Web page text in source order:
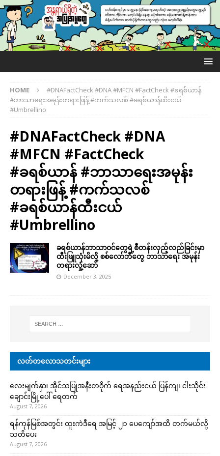
HOME
#DNAFactCheck #DNA #MFCN #FactCheck #ခရစ်ယာန်
#ဘာသာရေးအမုန်းတရားဖြန့် #ကက်သလစ် #ခရစ်ယာန်ထီးငယ်
#Umbrellino
#DNAFactCheck #DNA
#MFCN #FactCheck
#ခရစ်ယာန် #ဘာသာရေးအမုန်း
တရားဖြန့် #ကက်သလစ်
#ခရစ်ယာန်ထီးငယ်
#Umbrellino
ခရစ်ယာန်ဘာသာဝင်တွေရဲ့စီတန်းလှည့်လည်ခြင်းမှာ
ထီးဖြူသုံးမိလို့ စစ်လော်ဘီတွေ ဘာသာရေး အမုန်း
တရားလှုံ့ဆော်
December 3, 2025
လတ်တလောသတင်းများ
လေးမျက်နှာ၊ အိုင်သပြုအနီးတဝိုက် ရေအနည်းငယ် ပြန်ကျ၊ ငါးသိုင်း
ချောင်းမြို့ပေါ် ရေတက်
August 7, 2026
ရန်ကုန်မြစ်အတွင်း ထူးကဲဒီရေ အ​မြင့် ၂၁ ပေကျော်အထိ တက်မယ်လို့
သတိပေး
August 7, 2026